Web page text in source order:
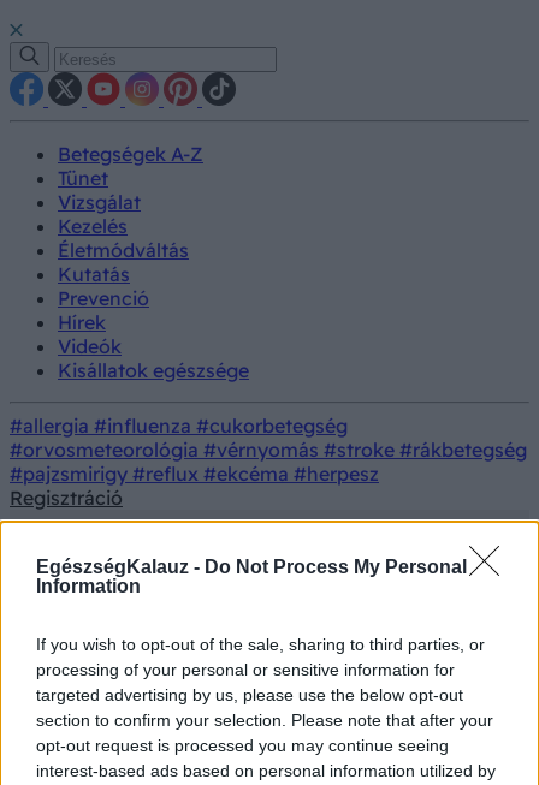
EgészségKalauz - Do Not Process My Personal
Information
If you wish to opt-out of the sale, sharing to third parties, or
processing of your personal or sensitive information for
targeted advertising by us, please use the below opt-out
section to confirm your selection. Please note that after your
opt-out request is processed you may continue seeing
interest-based ads based on personal information utilized by
Betegségek A-Z
Tünet
Vizsgálat
Kezelés
Életmódváltás
Kutatás
Prevenció
Hírek
Videók
Kisállatok egészsége
#allergia #influenza #cukorbetegség
#orvosmeteorológia #vérnyomás #stroke #rákbetegség
#pajzsmirigy #reflux #ekcéma #herpesz
Regisztráció
Tünet